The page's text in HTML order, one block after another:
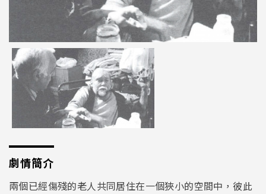
劇情簡介
兩個已經傷殘的老人共同居住在一個狹小的空間中，彼此